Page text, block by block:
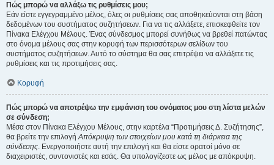
Πώς μπορώ να αλλάξω τις ρυθμίσεις μου;
Εάν είστε εγγεγραμμένο μέλος, όλες οι ρυθμίσεις σας αποθηκεύονται στη βάση
δεδομένων του συστήματος συζητήσεων. Για να τις αλλάξετε, επισκεφθείτε τον
Πίνακα Ελέγχου Μέλους. Ένας σύνδεσμος μπορεί συνήθως να βρεθεί πατώντας
στο όνομα μέλους σας στην κορυφή των περισσότερων σελίδων του
συστήματος συζητήσεων. Αυτό το σύστημα θα σας επιτρέψει να αλλάξετε τις
ρυθμίσεις και τις προτιμήσεις σας.
Κορυφή
Πώς μπορώ να αποτρέψω την εμφάνιση του ονόματος μου στη λίστα μελών
σε σύνδεση;
Μέσα στον Πίνακα Ελέγχου Μέλους, στην καρτέλα “Προτιμήσεις Δ. Συζήτησης”,
θα βρείτε την επιλογήΑπόκρυψη των στοιχείων μου κατά τη διάρκεια της
σύνδεσης. Ενεργοποιήστε αυτή την επιλογή και θα είστε ορατοί μόνο σε
διαχειριστές, συντονιστές και εσάς. Θα υπολογίζεστε ως μέλος με απόκρυψη.